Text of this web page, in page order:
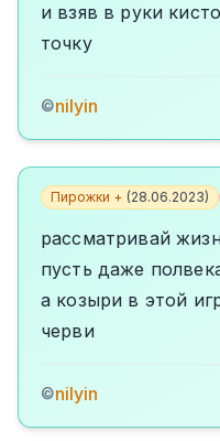
и взяв в руки
точку
©nilyin
Пирожки + (28.06.2023)
рассматривай
пусть даже
а козыри в этой
черви
©nilyin